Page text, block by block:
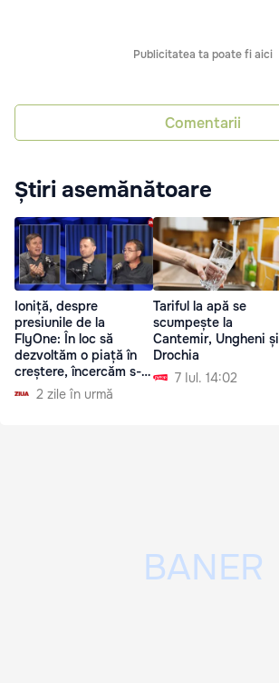
Publicitatea ta poate fi aici
Comentarii
Știri asemănătoare
Ioniță, despre
presiunile de la
FlyOne: În loc să
dezvoltăm o piață în
creștere, încercăm s-o
stricăm2 zile în urmă
Tariful la apă se
scumpește la
Cantemir, Ungheni și
Drochia
7 Iul. 14:02